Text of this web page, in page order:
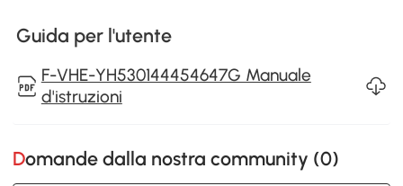
Guida per l'utente
F-VHE-YH530144454647G Manuale
d'istruzioni
Domande dalla nostra community (0)